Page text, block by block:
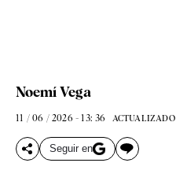
Noemí Vega
11 / 06 / 2026 - 13: 36 ACTUALIZADO
Seguir en